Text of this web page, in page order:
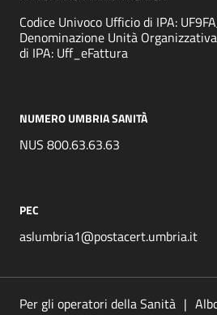
Codice Univoco Ufficio di IPA:
Denominazione Unità Organizzativa
di IPA: Uff_eFattura
NUMERO UMBRIA SANITÀ
NUS 800.63.63.63
PEC
aslumbria1@postacert.umbria.it
Per gli operatori della Sanità